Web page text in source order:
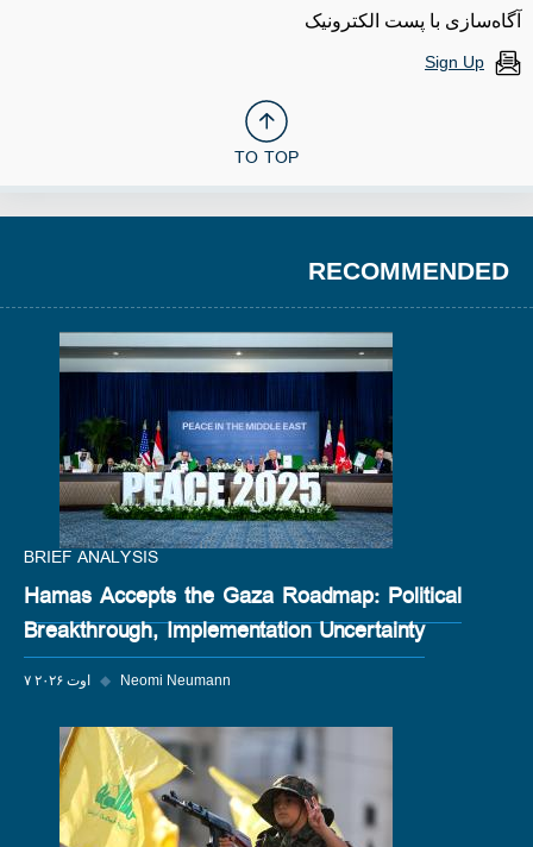
آگاه‌سازی با پست الکترونیک
Sign Up
TO TOP
RECOMMENDED
BRIEF ANALYSIS
Hamas Accepts the Gaza Roadmap: Political
Breakthrough, Implementation Uncertainty
۷ اوت ۲۰۲۶ ◆ Neomi Neumann